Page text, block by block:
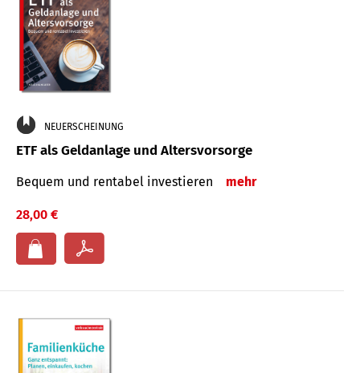
NEUERSCHEINUNG
ETF als Geldanlage und Altersvorsorge
Bequem und rentabel investieren mehr
28,00 €